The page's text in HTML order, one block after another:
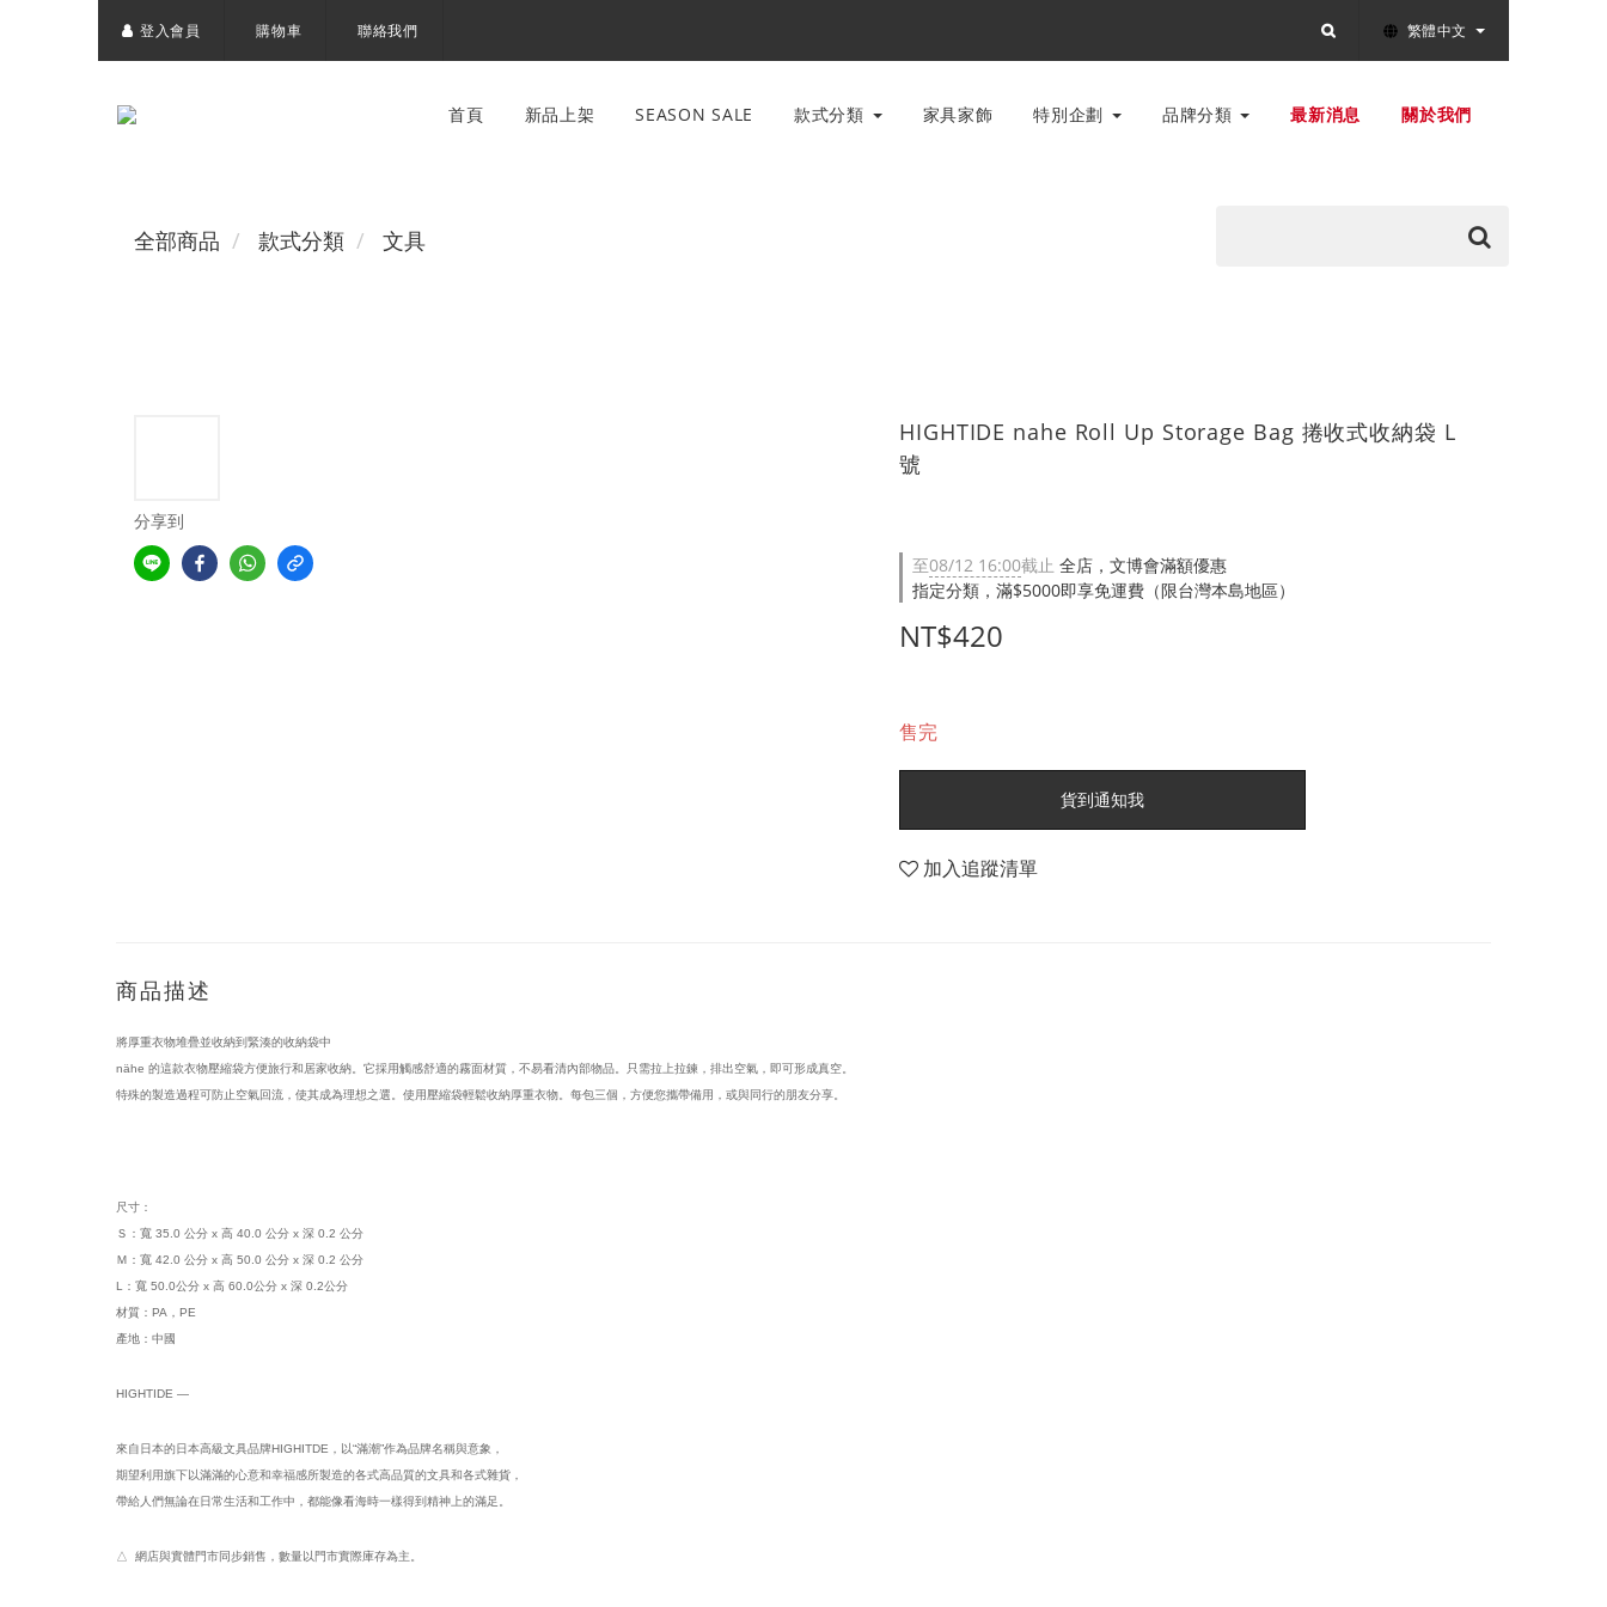
登入會員 購物車 聯絡我們 繁體中文
首頁 新品上架 SEASON SALE 款式分類 家具家飾 特別企劃 品牌分類 最新消息 關於我們
全部商品 款式分類 文具
分享到
HIGHTIDE nahe Roll Up Storage Bag 捲收式收納袋 L
號
至08/12 16:00截止 全店，文博會滿額優惠
指定分類，滿$5000即享免運費（限台灣本島地區）
NT$420
售完
貨到通知我
加入追蹤清單
商品描述
將厚重衣物堆疊並收納到緊湊的收納袋中
nähe 的這款衣物壓縮袋方便旅行和居家收納。它採用觸感舒適的霧面材質，不易看清內部物品。只需拉上拉鍊，排出空氣，即可形成真空。
特殊的製造過程可防止空氣回流，使其成為理想之選。使用壓縮袋輕鬆收納厚重衣物。每包三個，方便您攜帶備用，或與同行的朋友分享。
尺寸：
Ｓ：寬 35.0 公分 x 高 40.0 公分 x 深 0.2 公分
Ｍ：寬 42.0 公分 x 高 50.0 公分 x 深 0.2 公分
L：寬 50.0公分 x 高 60.0公分 x 深 0.2公分
材質：PA，PE
產地：中國
HIGHTIDE —
來自日本的日本高級文具品牌HIGHITDE，以“滿潮”作為品牌名稱與意象，
期望利用旗下以滿滿的心意和幸福感所製造的各式高品質的文具和各式雜貨，
帶給人們無論在日常生活和工作中，都能像看海時一樣得到精神上的滿足。
△ 網店與實體門市同步銷售，數量以門市實際庫存為主。